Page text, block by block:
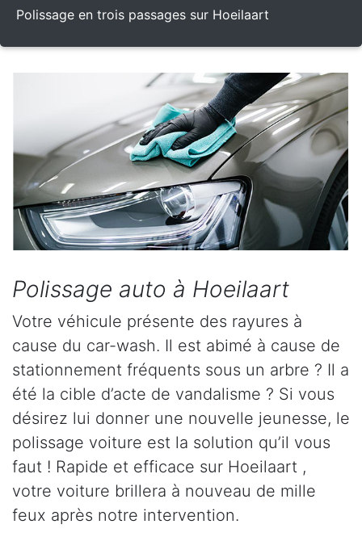
Polissage en trois passages sur Hoeilaart
Polissage auto à Hoeilaart
Votre véhicule présente des rayures à
cause du car-wash. Il est abimé à cause de
stationnement fréquents sous un arbre ? Il a
été la cible d’acte de vandalisme ? Si vous
désirez lui donner une nouvelle jeunesse, le
polissage voiture est la solution qu’il vous
faut ! Rapide et efficace sur Hoeilaart ,
votre voiture brillera à nouveau de mille
feux après notre intervention.